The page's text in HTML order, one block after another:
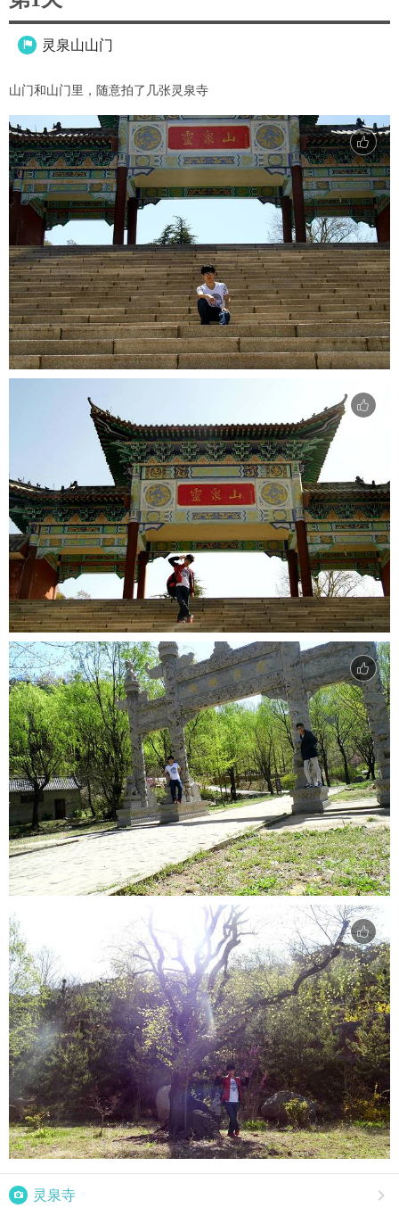
 灵泉山山门
山门和山门里，随意拍了几张灵泉寺
 灵泉寺 